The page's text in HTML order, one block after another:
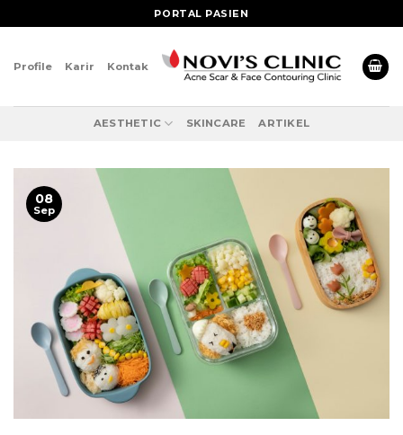
to
PORTAL PASIEN
Profile Karir Kontak
AESTHETIC SKINCARE ARTIKEL
08
Sep